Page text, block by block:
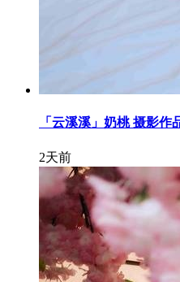
「云溪溪」奶桃 摄影作
2天前